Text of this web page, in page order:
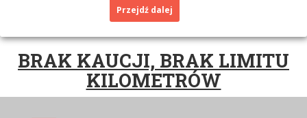
Przejdź dalej
BRAK KAUCJI, BRAK LIMITU
KILOMETRÓW